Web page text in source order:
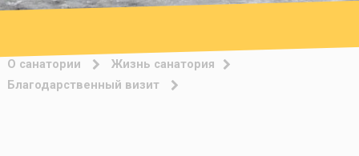
О санатории
Жизнь санатория
Благодарственный визит